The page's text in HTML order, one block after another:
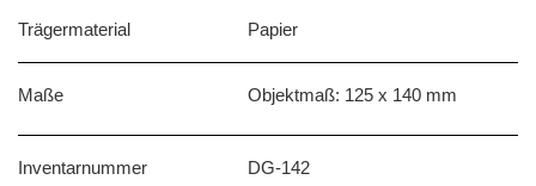
Trägermaterial Papier
Maße Objektmaß: 125 x 140 mm
Inventarnummer DG-142